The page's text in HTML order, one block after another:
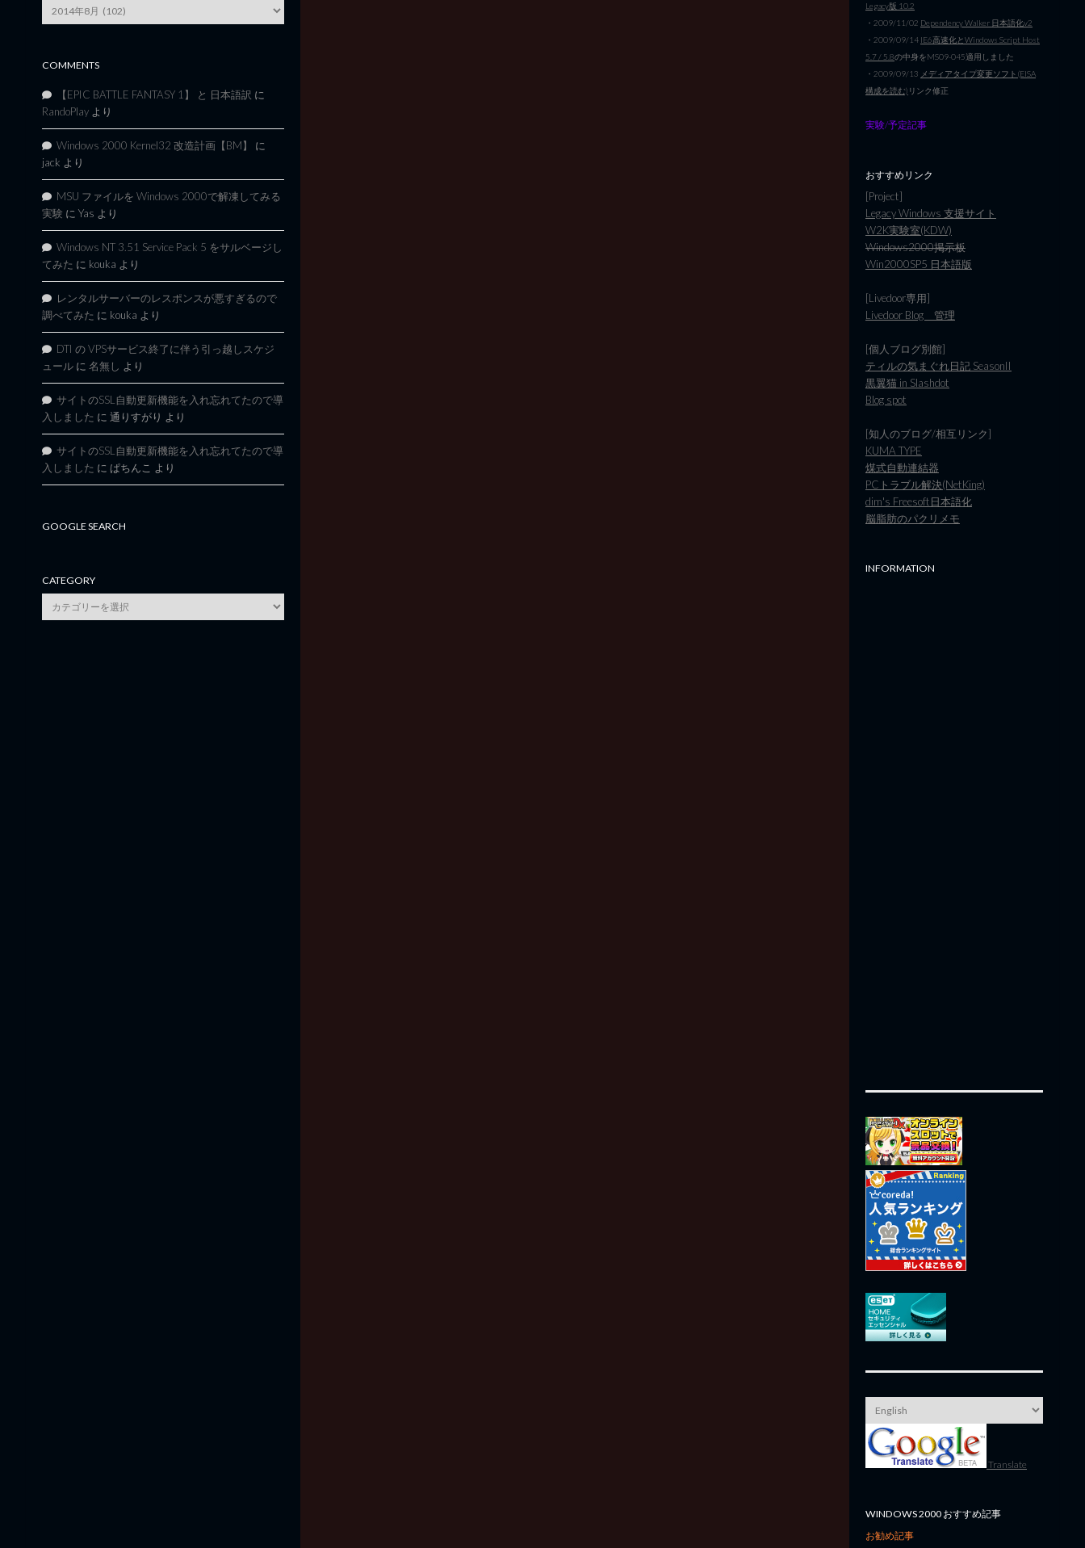
Archives
COMMENTS
【EPIC BATTLE FANTASY 1】 と 日本語訳 に
RandoPlay より
Windows 2000 Kernel32 改造計画【BM】
に
jack より
MSU ファイルを Windows 2000で解凍してみる
実験 に Yas より
Windows NT 3.51 Service Pack 5 をサルベージし
てみた に kouka より
レンタルサーバーのレスポンスが悪すぎるので
調べてみた に kouka より
DTI の VPSサービス終了に伴う引っ越しスケジ
ュール に 名無し より
サイトのSSL自動更新機能を入れ忘れてたので導
入しました に 通りすがり より
サイトのSSL自動更新機能を入れ忘れてたので導
入しました に ぱちんこ より
GOOGLE SEARCH
CATEGORY
category
Legacy版 10.2
・2009/11/02 Dependency Walker 日本語化v2
・2009/09/14 IE6高速化とWindows Script Host
5.7 / 5.8の中身をMS09-045適用しました
・2009/09/13 メディアタイプ変更ソフト(EISA
構成を読む) リンク修正
実験/予定記事
おすすめリンク
[Project]
Legacy Windows 支援サイト
W2K実験室(KDW)
Windows2000掲示板
Win2000SP5 日本語版
[Livedoor専用]
Livedoor Blog 管理
[個人ブログ別館]
ティルの気まぐれ日記 SeasonII
黒翼猫 in Slashdot
Blog spot
[知人のブログ/相互リンク]
KUMA TYPE
煤式自動連結器
PCトラブル解決(NetKing)
dim's Freesoft日本語化
脳脂肪のパクリメモ
INFORMATION
Translate
WINDOWS 2000 おすすめ記事
お勧め記事